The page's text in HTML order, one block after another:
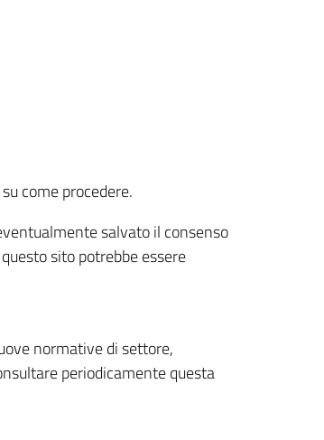
come procedere.
salvato il consenso
sito potrebbe essere
normative di settore,
periodicamente questa